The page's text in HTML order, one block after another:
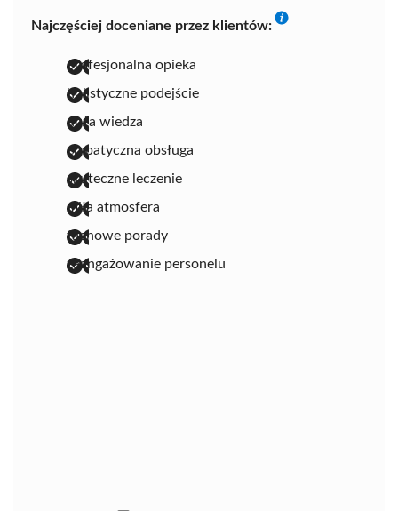
Najczęściej doceniane przez klientów:
profesjonalna opieka
holistyczne podejście
duża wiedza
empatyczna obsługa
skuteczne leczenie
miła atmosfera
fachowe porady
zaangażowanie personelu